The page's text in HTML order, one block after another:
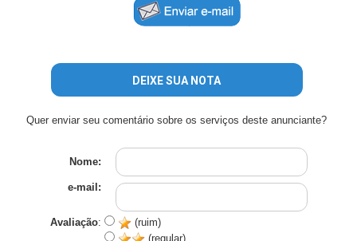
DEIXE SUA NOTA
Quer enviar seu comentário sobre os serviços deste anunciante?
Nome:
e-mail:
Avaliação:
(ruim)
(regular)